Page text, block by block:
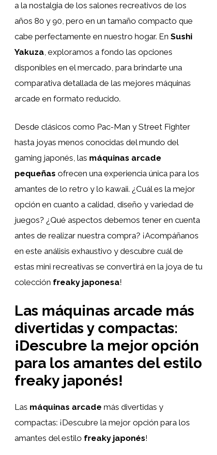
a la nostalgia de los salones recreativos de los
años 80 y 90, pero en un tamaño compacto que
cabe perfectamente en nuestro hogar. En Sushi
Yakuza, exploramos a fondo las opciones
disponibles en el mercado, para brindarte una
comparativa detallada de las mejores máquinas
arcade en formato reducido.
Desde clásicos como Pac-Man y Street Fighter
hasta joyas menos conocidas del mundo del
gaming japonés, las máquinas arcade
pequeñas ofrecen una experiencia única para los
amantes de lo retro y lo kawaii. ¿Cuál es la mejor
opción en cuanto a calidad, diseño y variedad de
juegos? ¿Qué aspectos debemos tener en cuenta
antes de realizar nuestra compra? ¡Acompáñanos
en este análisis exhaustivo y descubre cuál de
estas mini recreativas se convertirá en la joya de tu
colección freaky japonesa!
Las máquinas arcade más
divertidas y compactas:
¡Descubre la mejor opción
para los amantes del estilo
freaky japonés!
Las máquinas arcade más divertidas y
compactas: ¡Descubre la mejor opción para los
amantes del estilo freaky japonés!